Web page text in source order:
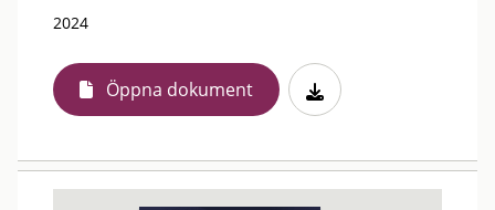
2024
Öppna dokument